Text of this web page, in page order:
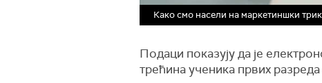
Како смо насели на маркетиншки
Подаци показују да је
трећина ученика првих